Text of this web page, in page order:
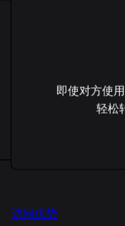
即使对方使
轻松
访问优势